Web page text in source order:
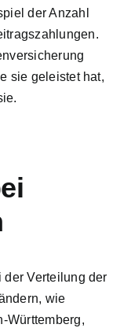
der Anzahl
sie geleistet hat,
Verteilung der
wie
Württemberg,